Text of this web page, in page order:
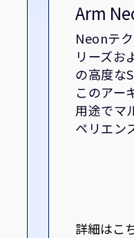
Arm
Neonテ
リーズお
の高度な
このアー
用途でマ
ペリエン
詳細はこ